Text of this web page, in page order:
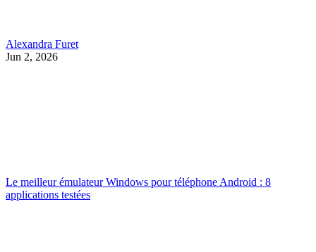
Alexandra Furet
Jun 2, 2026
Le meilleur émulateur Windows pour téléphone Android : 8
applications testées